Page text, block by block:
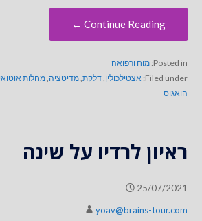
Continue Reading ←
Posted in: מוח ורפואה
Filed under: אצטילכולין,דלקת,מדיטציה,מחלות
הואגוס
ראיון לרדיו על שינה
25/07/2021
yoav@brains-tour.com